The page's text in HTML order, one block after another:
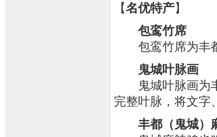
【名优特产】
包鸾竹席
包鸾竹席为丰都
鬼城叶脉画
鬼城叶脉画为丰
完整叶脉，将文字
丰都（鬼城）